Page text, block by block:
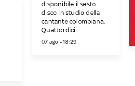
disponibile il sesto
disco in studio della
cantante colombiana.
Quattordici...
07 ago - 18:29